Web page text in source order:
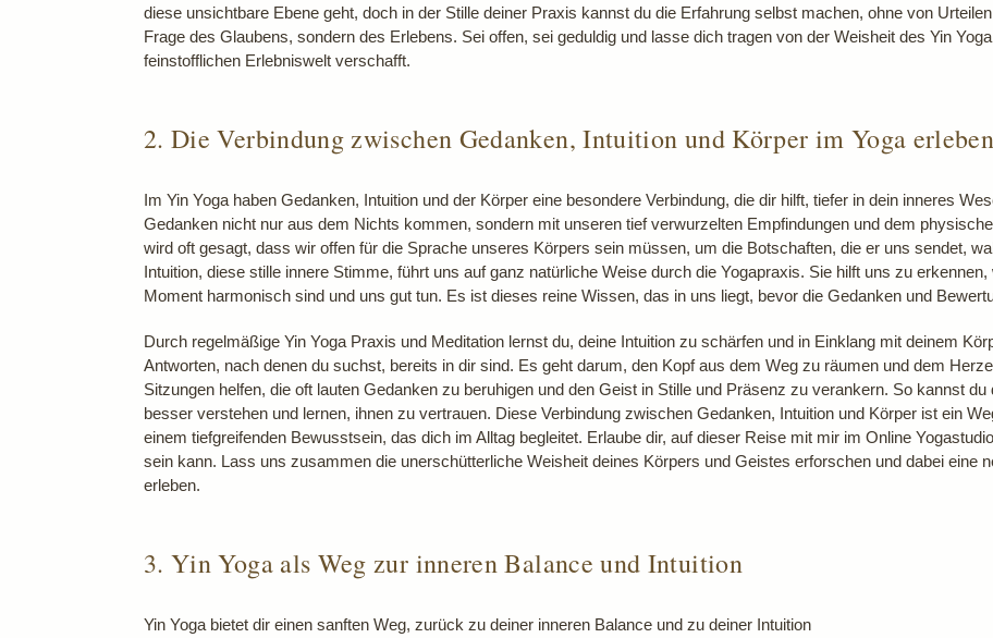
diese unsichtbare Ebene geht, doch in der Stille deiner Praxis kannst du die Erfahrung selbst machen, ohne von
Frage des Glaubens, sondern des Erlebens. Sei offen, sei geduldig und lasse dich tragen von der Weisheit des Yin
feinstofflichen Erlebniswelt verschafft.
2. Die Verbindung zwischen Gedanken, Intuition und Körper im Yoga erleben
Im Yin Yoga haben Gedanken, Intuition und der Körper eine besondere Verbindung, die dir hilft, tiefer in dein inneres
Gedanken nicht nur aus dem Nichts kommen, sondern mit unseren tief verwurzelten Empfindungen und dem
wird oft gesagt, dass wir offen für die Sprache unseres Körpers sein müssen, um die Botschaften, die er uns sendet,
Intuition, diese stille innere Stimme, führt uns auf ganz natürliche Weise durch die Yogapraxis. Sie hilft uns zu
Moment harmonisch sind und uns gut tun. Es ist dieses reine Wissen, das in uns liegt, bevor die Gedanken und
Durch regelmäßige Yin Yoga Praxis und Meditation lernst du, deine Intuition zu schärfen und in Einklang mit deinem
Antworten, nach denen du suchst, bereits in dir sind. Es geht darum, den Kopf aus dem Weg zu räumen und dem
Sitzungen helfen, die oft lauten Gedanken zu beruhigen und den Geist in Stille und Präsenz zu verankern. So kannst
besser verstehen und lernen, ihnen zu vertrauen. Diese Verbindung zwischen Gedanken, Intuition und Körper ist ein
einem tiefgreifenden Bewusstsein, das dich im Alltag begleitet. Erlaube dir, auf dieser Reise mit mir im Online
sein kann. Lass uns zusammen die unerschütterliche Weisheit deines Körpers und Geistes erforschen und dabei eine
erleben.
3. Yin Yoga als Weg zur inneren Balance und Intuition
Yin Yoga bietet dir einen sanften Weg, zurück zu deiner inneren Balance und zu deiner Intuition